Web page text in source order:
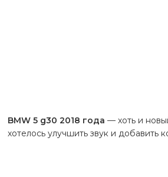
BMW 5 g30 2018 года — хоть и
хотелось улучшить звук и добавить